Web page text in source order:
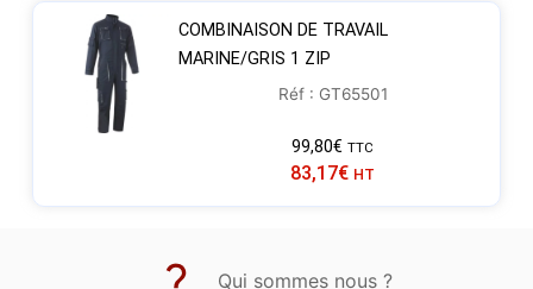
COMBINAISON DE TRAVAIL
MARINE/GRIS 1 ZIP
Réf : GT65501
99,80€ TTC
83,17€ HT
Qui sommes nous ?